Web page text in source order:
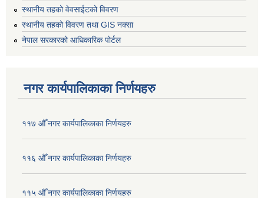
स्थानीय तहको वेवसाईटको विवरण
स्थानीय तहको विवरण तथा GIS नक्सा
नेपाल सरकारको आधिकारिक पोर्टल
नगर कार्यपालिकाका निर्णयहरु
११७ औँ नगर कार्यपालिकाका निर्णयहरु
११६ औँ नगर कार्यपालिकाका निर्णयहरु
११५ औँ नगर कार्यपालिकाका निर्णयहरु